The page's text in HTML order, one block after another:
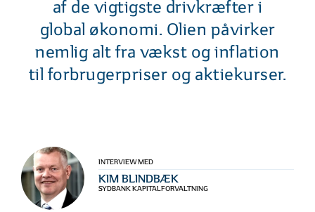
af de vigtigste drivkræfter i
global økonomi. Olien påvirker
nemlig alt fra vækst og inflation
til forbrugerpriser og aktiekurser.
INTERVIEW MED
KIM BLINDBÆK
SYDBANK KAPITALFORVALTNING